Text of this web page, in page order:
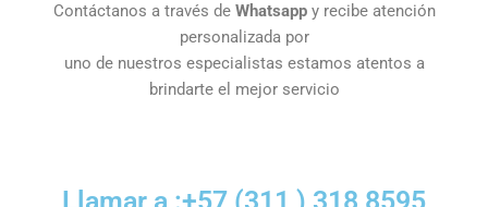
Contáctanos a través de Whatsappy recibe atención
personalizada por
uno de nuestros especialistas estamos atentos a
brindarte el mejor servicio